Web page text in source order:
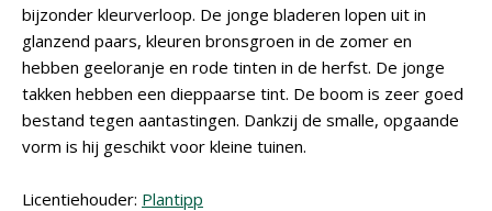
bijzonder kleurverloop. De jonge bladeren lopen uit in
glanzend paars, kleuren bronsgroen in de zomer en
hebben geeloranje en rode tinten in de herfst. De jonge
takken hebben een dieppaarse tint. De boom is zeer goed
bestand tegen aantastingen. Dankzij de smalle, opgaande
vorm is hij geschikt voor kleine tuinen.
Licentiehouder: Plantipp